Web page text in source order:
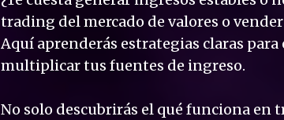
trading del mercado de valores o
Aquí aprenderás estrategias claras para
multiplicar tus fuentes de ingreso.
No solo descubrirás el qué funciona en